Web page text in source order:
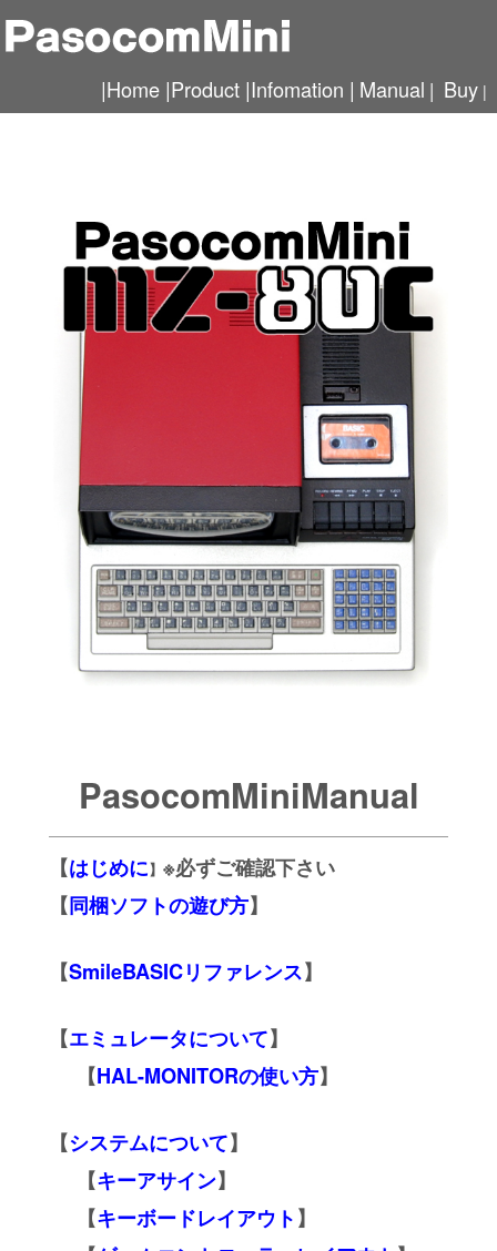
|Home |Product |Infomation | Manual | Buy |
PasocomMiniManual
【はじめに】 ※必ずご確認下さい
【同梱ソフトの遊び方】
【SmileBASICリファレンス】
【エミュレータについて】
【HAL-MONITORの使い方】
【システムについて】
【キーアサイン】
【キーボードレイアウト】